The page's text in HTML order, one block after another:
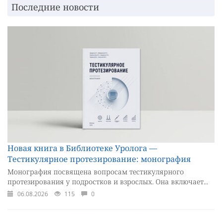
Последние новости
Новая книга в Библиотеке Уролога —
Тестикулярное протезирование: монография
Монография посвящена вопросам тестикулярного
протезирования у подростков и взрослых. Она включает...
06.08.2026 115 0